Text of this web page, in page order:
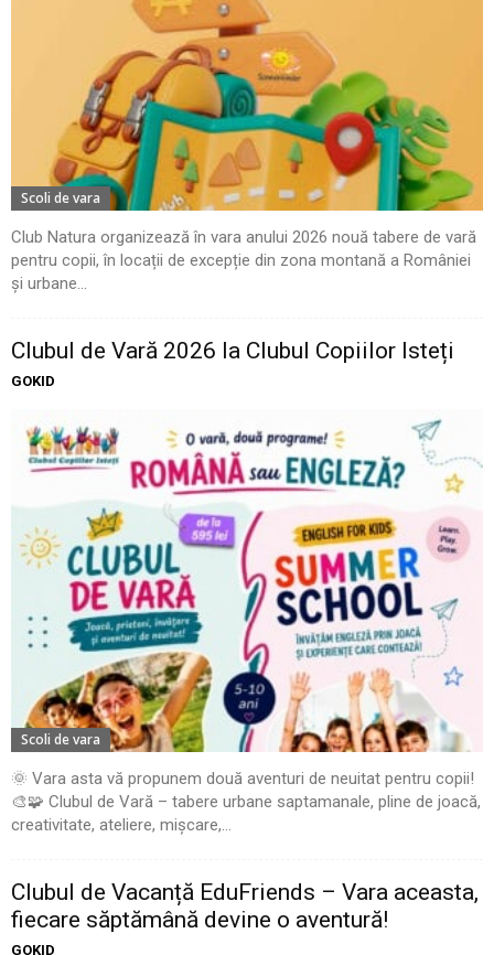
Scoli de vara
Club Natura organizează în vara anului 2026 nouă tabere de vară
pentru copii, în locații de excepție din zona montană a României
și urbane...
Clubul de Vară 2026 la Clubul Copiilor Isteți
GOKID
Scoli de vara
🌞 Vara asta vă propunem două aventuri de neuitat pentru copii!
🎨🧩 Clubul de Vară – tabere urbane saptamanale, pline de joacă,
creativitate, ateliere, mișcare,...
Clubul de Vacanță EduFriends – Vara aceasta,
fiecare săptămână devine o aventură!
GOKID